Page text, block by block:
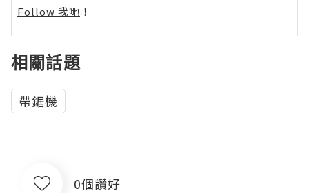
Follow 我哋 ！
相關話題
帶鋸機
0個讚好